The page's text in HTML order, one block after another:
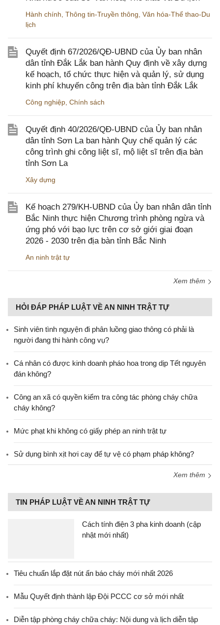
Hành chính, Thông tin-Truyền thông, Văn hóa-Thể thao-Du
lịch
Quyết định 67/2026/QĐ-UBND của Ủy ban nhân
dân tỉnh Đắk Lắk ban hành Quy định về xây dựng
kế hoạch, tổ chức thực hiện và quản lý, sử dụng
kinh phí khuyến công trên địa bàn tỉnh Đắk Lắk
Công nghiệp, Chính sách
Quyết định 40/2026/QĐ-UBND của Ủy ban nhân
dân tỉnh Sơn La ban hành Quy chế quản lý các
công trình ghi công liệt sĩ, mộ liệt sĩ trên địa bàn
tỉnh Sơn La
Xây dựng
Kế hoạch 279/KH-UBND của Ủy ban nhân dân tỉnh
Bắc Ninh thực hiện Chương trình phòng ngừa và
ứng phó với bạo lực trên cơ sở giới giai đoạn
2026 - 2030 trên địa bàn tỉnh Bắc Ninh
An ninh trật tự
Xem thêm
HỎI ĐÁP PHÁP LUẬT VỀ AN NINH TRẬT TỰ
Sinh viên tình nguyện đi phân luồng giao thông có phải là
người đang thi hành công vụ?
Cá nhân có được kinh doanh pháo hoa trong dịp Tết nguyên
đán không?
Công an xã có quyền kiểm tra công tác phòng cháy chữa
cháy không?
Mức phạt khi không có giấy phép an ninh trật tự
Sử dụng bình xịt hơi cay để tự vệ có phạm pháp không?
Xem thêm
TIN PHÁP LUẬT VỀ AN NINH TRẬT TỰ
Cách tính điện 3 pha kinh doanh (cập
nhật mới nhất)
Tiêu chuẩn lắp đặt nút ấn báo cháy mới nhất 2026
Mẫu Quyết định thành lập Đội PCCC cơ sở mới nhất
Diễn tập phòng cháy chữa cháy: Nội dung và lịch diễn tập